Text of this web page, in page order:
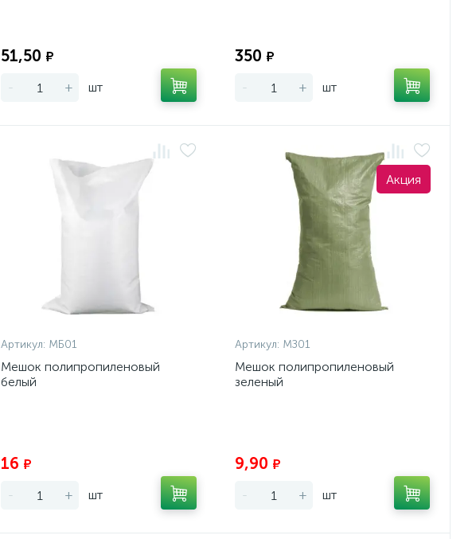
51,50 ₽
- + шт
350 ₽
- + шт
Артикул: МБ01
Мешок полипропиленовый
белый
16 ₽
- + шт
Акция
Артикул: МЗ01
Мешок полипропиленовый
зеленый
9,90 ₽
- + шт